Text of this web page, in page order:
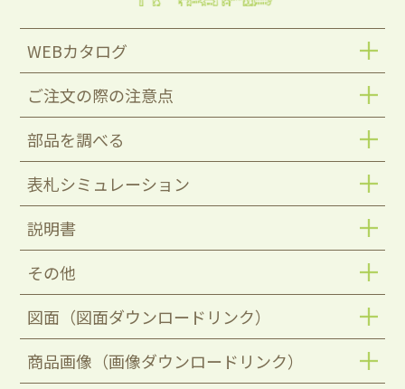
WEBカタログ
ご注文の際の注意点
部品を調べる
表札シミュレーション
説明書
その他
図面（図面ダウンロードリンク）
商品画像（画像ダウンロードリンク）